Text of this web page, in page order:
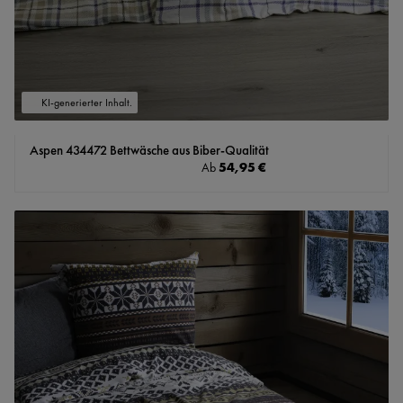
KI-generierter Inhalt.
Aspen 434472 Bettwäsche aus Biber-Qualität
Regulärer Preis:
Ab54,95 €